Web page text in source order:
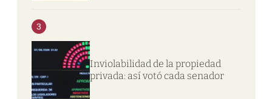
3
Inviolabilidad de la propiedad
privada: así votó cada senador